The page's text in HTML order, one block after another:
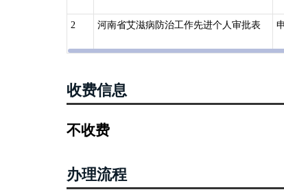
2 河南省艾滋病防治工作先进个人审批表
收费信息
不收费
办理流程